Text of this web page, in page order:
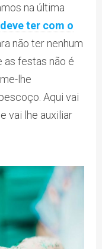
na última
ter com o
não ter nenhum
as festas não é
lhe
Aqui vai
vai lhe auxiliar